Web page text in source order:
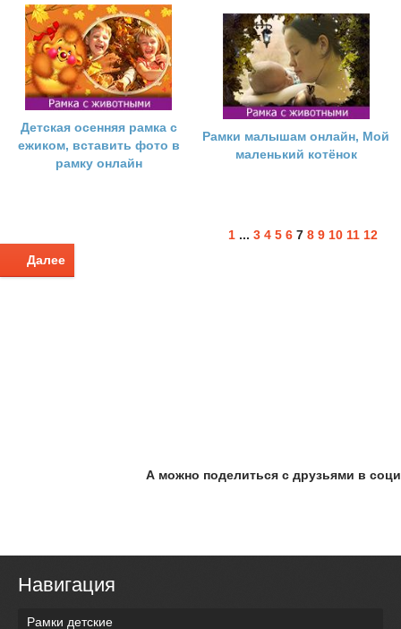
Детская осенняя рамка с
ежиком, вставить фото в
рамку онлайн
Рамки малышам онлайн, Мой
маленький котёнок
1 ... 3 4 5 6 7 8 9 10 11 12
Далее
А можно поделиться с друзьями в
Навигация
Рамки детские